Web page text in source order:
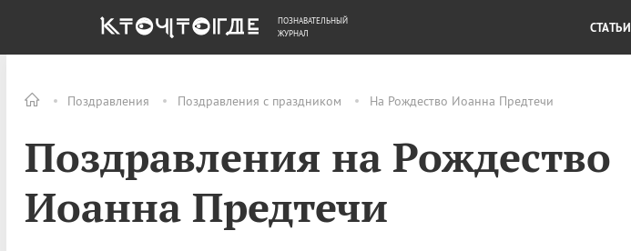
Поздравления Поздравления с праздником На Рождество Иоанна Предтечи
Поздравления на Рождество
Иоанна Предтечи
ОБЩЕСТВО ДЕНЬГИ
ПОЗНАВАТЕЛЬНЫЙ
ЖУРНАЛ
СТАТЬИ